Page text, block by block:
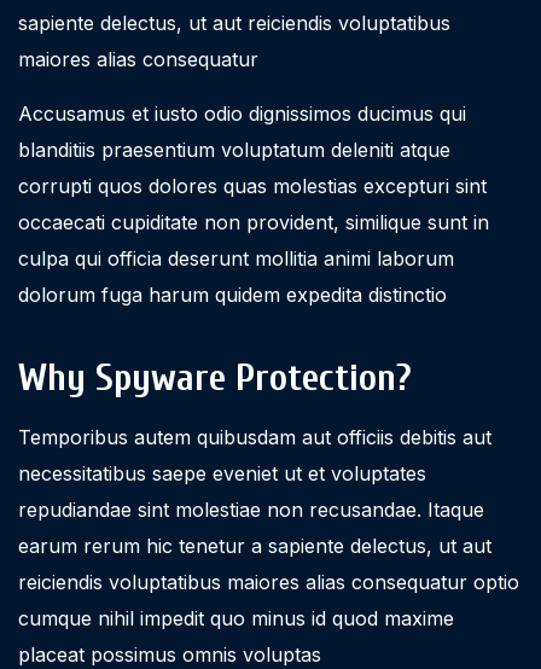
sapiente delectus, ut aut reiciendis voluptatibus
maiores alias consequatur
Accusamus et iusto odio dignissimos ducimus qui
blanditiis praesentium voluptatum deleniti atque
corrupti quos dolores quas molestias excepturi sint
occaecati cupiditate non provident, similique sunt in
culpa qui officia deserunt mollitia animi laborum
dolorum fuga harum quidem expedita distinctio
Why Spyware Protection?
Temporibus autem quibusdam aut officiis debitis aut
necessitatibus saepe eveniet ut et voluptates
repudiandae sint molestiae non recusandae. Itaque
earum rerum hic tenetur a sapiente delectus, ut aut
reiciendis voluptatibus maiores alias consequatur optio
cumque nihil impedit quo minus id quod maxime
placeat possimus omnis voluptas